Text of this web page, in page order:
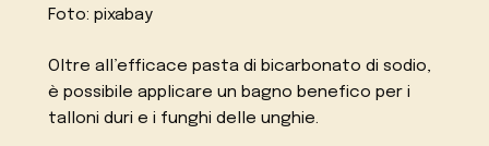
Foto: pixabay
Oltre all’efficace pasta di bicarbonato di sodio,
è possibile applicare un bagno benefico per i
talloni duri e i funghi delle unghie.